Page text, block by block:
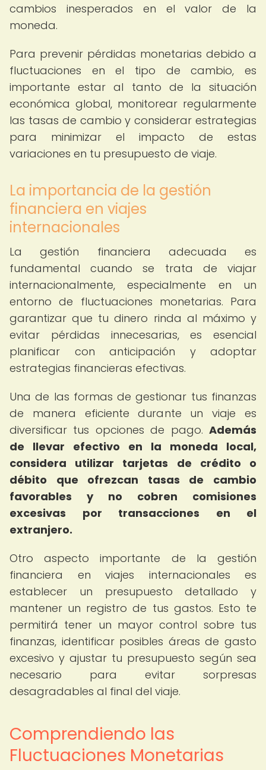
cambios inesperados en el valor de la
moneda.
Para prevenir pérdidas monetarias debido a
fluctuaciones en el tipo de cambio, es
importante estar al tanto de la situación
económica global, monitorear regularmente
las tasas de cambio y considerar estrategias
para minimizar el impacto de estas
variaciones en tu presupuesto de viaje.
La importancia de la gestión
financiera en viajes
internacionales
La gestión financiera adecuada es
fundamental cuando se trata de viajar
internacionalmente, especialmente en un
entorno de fluctuaciones monetarias. Para
garantizar que tu dinero rinda al máximo y
evitar pérdidas innecesarias, es esencial
planificar con anticipación y adoptar
estrategias financieras efectivas.
Una de las formas de gestionar tus finanzas
de manera eficiente durante un viaje es
diversificar tus opciones de pago. Además
de llevar efectivo en la moneda local,
considera utilizar tarjetas de crédito o
débito que ofrezcan tasas de cambio
favorables y no cobren comisiones
excesivas por transacciones en el
extranjero.
Otro aspecto importante de la gestión
financiera en viajes internacionales es
establecer un presupuesto detallado y
mantener un registro de tus gastos. Esto te
permitirá tener un mayor control sobre tus
finanzas, identificar posibles áreas de gasto
excesivo y ajustar tu presupuesto según sea
necesario para evitar sorpresas
desagradables al final del viaje.
Comprendiendo las
Fluctuaciones Monetarias